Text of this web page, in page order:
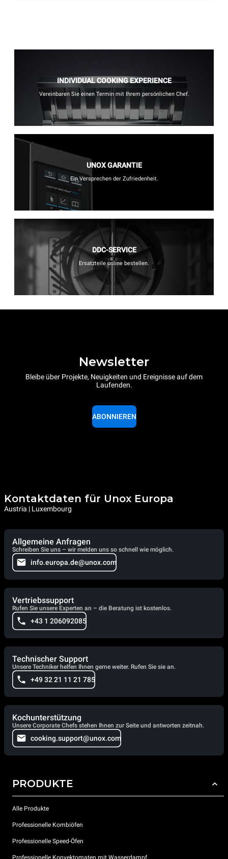
INDIVIDUAL COOKING EXPERIENCE
Vereinbaren Sie einen Termin mit Ihrem persönlichen Chef.
UNOX GARANTIE
Ein Versprechen der Zufriedenheit.
DDC-SERVICE
Ersatzteile online bestellen.
Newsletter
Bleibe über Projekte, Neuigkeiten und Ereignisse auf dem
Laufenden.
ABONNIEREN
Kontaktdaten für Unox Europa
Austria | Luxembourg
Allgemeine Anfragen
Schreiben Sie uns – wir melden uns so schnell wie möglich.
info.europa.de@unox.com
Vertriebssupport
Rufen Sie unsere Experten an – die Beratung ist kostenlos.
+43 1 206092085
Technischer Support
Unsere Techniker helfen Ihnen gerne weiter. Rufen Sie sie an.
+49 32 21 11 21 785
Kochunterstützung
Unsere Corporate Chefs stehen Ihnen zur Seite und antworten zeitnah.
cooking.support@unox.com
PRODUKTE
Alle Produkte
Professionelle Kombiöfen
Professionelle Speed-Öfen
Professionelle Konvektomaten mit Wasserdampf